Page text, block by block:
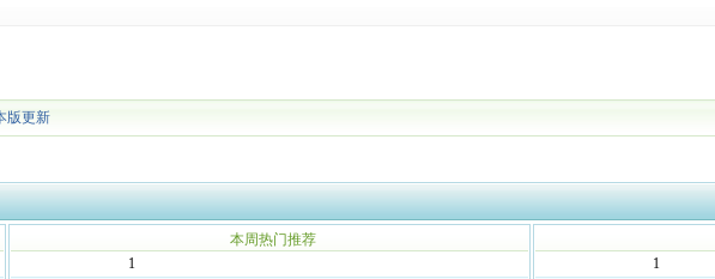
版更新
本周热门推荐
1
1